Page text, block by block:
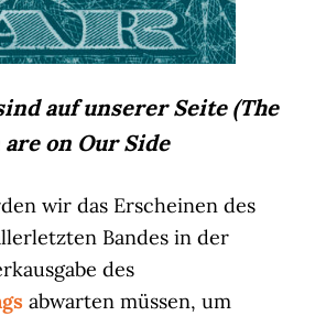
auf unserer Seite (The
on Our Side
wir das Erscheinen des
Bandes in der
des
abwarten müssen, um